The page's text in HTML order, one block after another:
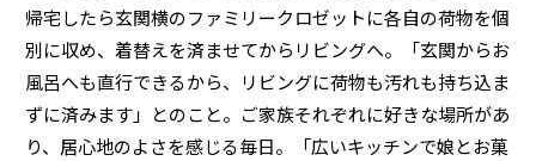
帰宅したら玄関横のファミリークロゼットに各自の荷物を個
別に収め、着替えを済ませてからリビングへ。「玄関からお
風呂へも直行できるから、リビングに荷物も汚れも持ち込ま
ずに済みます」とのこと。ご家族それぞれに好きな場所があ
り、居心地のよさを感じる毎日。「広いキッチンで娘とお菓